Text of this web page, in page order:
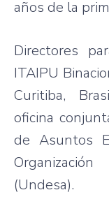
años de la
Directores
ITAIPU
Curitiba,
oficina
de Asuntos
(Undesa).